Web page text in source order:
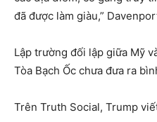
đã được làm giàu,”
Lập trường đối lập giữa Mỹ
Tòa Bạch Ốc chưa đưa ra
Trên Truth Social, Trump